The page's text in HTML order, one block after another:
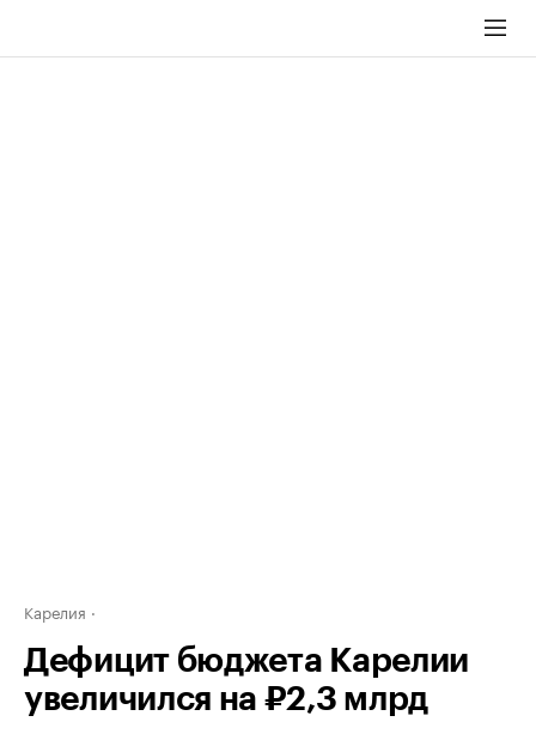
Карелия
Дефицит бюджета Карелии
увеличился на ₽2,3 млрд